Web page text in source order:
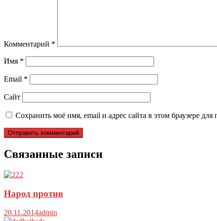
Комментарий *
Имя *
Email *
Сайт
Сохранить моё имя, email и адрес сайта в этом браузере
Связанные записи
Народ против
20.11.2014admin